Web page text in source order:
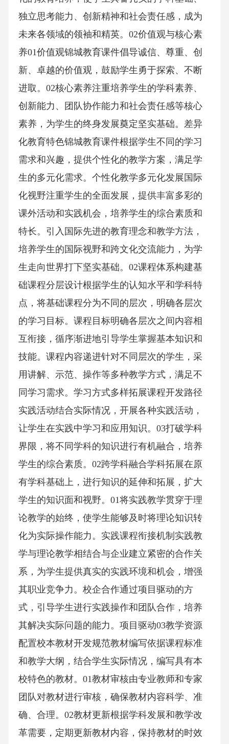
独立思考能力、创新精神和社会责任感，成为
未来各领域的领袖和精英。02价值观与核心素
养01价值观锦城教育课件倡导诚信、尊重、创
新、卓越的价值观，鼓励学生勇于探索、不断
进取。02核心素养注重培养学生的学科素养、
创新能力、团队协作能力和社会责任感等核心
素养，为学生的终身发展奠定坚实基础。差异
化教育特色锦城教育课件根据学生不同的学习
需求和兴趣，提供个性化的教学方案，满足学
生的多元化需求。个性化教学多元化发展国际
化视野注重学生的全面发展，提供丰富多彩的
课外活动和实践机会，培养学生的综合素质和
特长。引入国际先进的教育理念和教学方法，
培养学生的国际视野和跨文化交流能力，为学
生走向世界打下坚实基础。02课程体系构建基
础课程分层设计根据学生的认知水平和学科特
点，将基础课程分为不同的层次，明确各层次
的学习目标。课程目标明确各层次之间内容相
互衔接，循序渐进地引导学生掌握基本知识和
技能。课程内容递进针对不同层次的学生，采
用讲解、示范、操作等多种教学方式，满足不
同学习需求。学习方式多样拓展课程开发路径
实践活动结合实际情况，开展各种实践活动，
让学生在实践中学习和应用知识。03打破学科
界限，将不同学科的知识进行有机融合，培养
学生的综合素质。02跨学科融合学科拓展在原
有学科基础上，进行知识的延伸和拓展，扩大
学生的知识面和视野。01将实践教学贯穿于理
论教学的始终，使学生能够及时将理论知识转
化为实际操作能力。实践课程衔接机制实践教
学与理论教学相结合与企业建立紧密的合作关
系，为学生提供真实的实践环境和机会，增强
其职业竞争力。校企合作通过项目驱动的方
式，引导学生进行实践操作和团队合作，培养
其解决实际问题的能力。项目驱动03教学资源
配置校本教材开发规范教材编写依据课程标准
和教学大纲，结合学生实际情况，编写具有本
校特色的教材。01教材审核由专业教师和专家
团队对教材进行审核，确保教材内容科学、准
确、合理。02教材更新根据学科发展和教学改
革需要，定期更新教材内容，保持教材的时效